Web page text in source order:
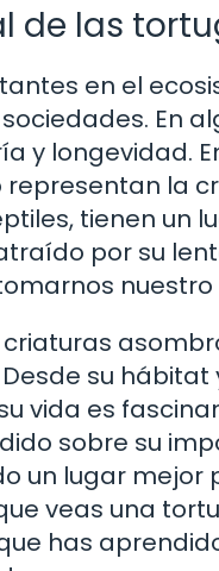
de las
en el
En
y longevidad.
la
tienen un
por su
nuestro
su
vida es
sobre su
un lugar
veas una
has